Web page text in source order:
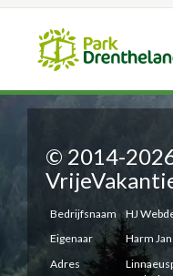
© 2014-
Bedrijfsnaam
HJ
Eigenaar
Harm
Adres